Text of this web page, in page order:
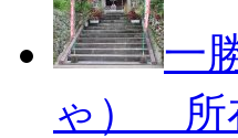
一
ゃ） 所